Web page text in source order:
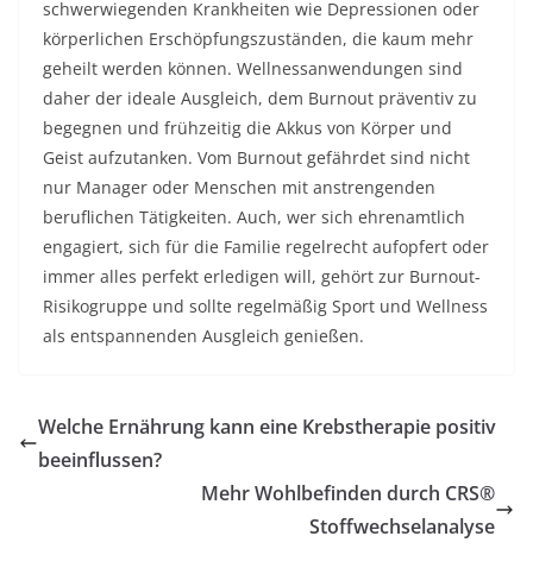
schwerwiegenden Krankheiten wie Depressionen oder
körperlichen Erschöpfungszuständen, die kaum mehr
geheilt werden können. Wellnessanwendungen sind
daher der ideale Ausgleich, dem Burnout präventiv zu
begegnen und frühzeitig die Akkus von Körper und
Geist aufzutanken. Vom Burnout gefährdet sind nicht
nur Manager oder Menschen mit anstrengenden
beruflichen Tätigkeiten. Auch, wer sich ehrenamtlich
engagiert, sich für die Familie regelrecht aufopfert oder
immer alles perfekt erledigen will, gehört zur Burnout-
Risikogruppe und sollte regelmäßig Sport und Wellness
als entspannenden Ausgleich genießen.
Welche Ernährung kann eine Krebstherapie positiv
beeinflussen?
Mehr Wohlbefinden durch CRS®
Stoffwechselanalyse